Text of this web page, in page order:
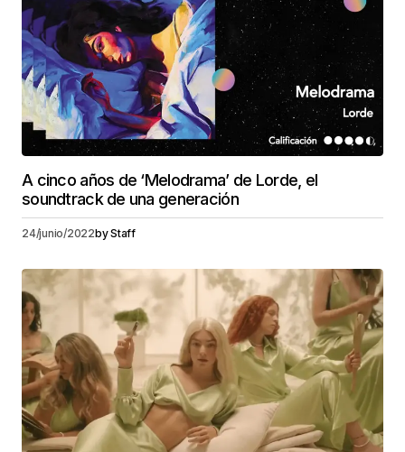
A cinco años de ‘Melodrama’ de Lorde, el
soundtrack de una generación
24/junio/2022byStaff